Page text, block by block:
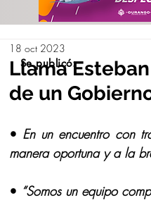
Llama
de un
18 oct 2023
• En un encuentro con
manera oportuna y a la
• “Somos un equipo
Se publicó: